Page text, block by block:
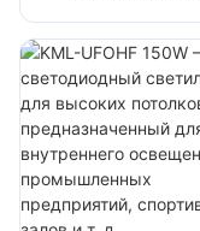
заводские
и склады.
светильник
высоких
потолков,
для
промышленных
предприятий,